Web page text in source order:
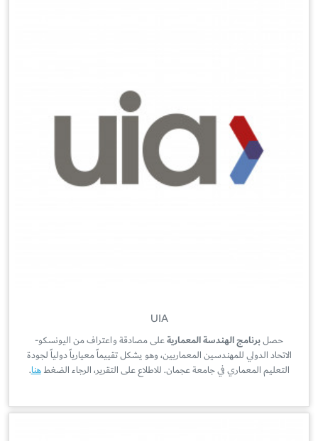
UIA
حصلبرنامج الهندسة المعماريةعلى مصادقة واعتراف من اليونسكو-
الاتحاد الدولي للمهندسين المعماريين، وهو يشكل تقييماً معيارياً دولياً لجودة
التعليم المعماري في جامعة عجمان. للاطلاع على التقرير، الرجاء الضغطهنا.